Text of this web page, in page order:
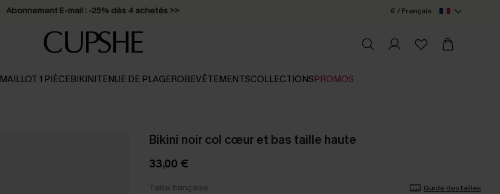
Abonnement E-mail : -25% dès 4 achetés >> € / Français
MAILLOT 1 PIÈCEBIKINITENUE DE PLAGEROBEVÊTEMENTSCOLLECTIONSPROMOS
Bikini noir col cœur et bas taille haute
33,00 €
Taille française Guide des tailles